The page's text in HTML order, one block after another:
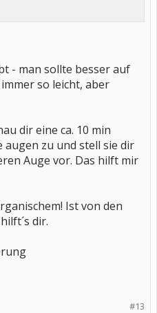
- man sollte besser auf
so leicht, aber
dir eine ca. 10 min
augen zu und stell sie dir
Auge vor. Das hilft mir
Ist von den
dir.
#13